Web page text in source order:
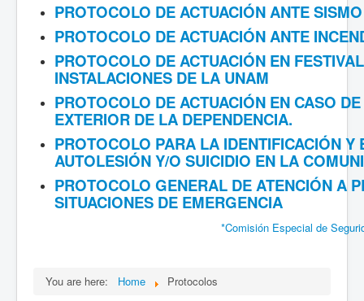
PROTOCOLO DE ACTUACIÓN ANTE SISMO
PROTOCOLO DE ACTUACIÓN ANTE
PROTOCOLO DE ACTUACIÓN EN
INSTALACIONES DE LA UNAM
PROTOCOLO DE ACTUACIÓN EN CASO
EXTERIOR DE LA DEPENDENCIA.
PROTOCOLO PARA LA IDENTIFICACIÓN
AUTOLESIÓN Y/O SUICIDIO EN LA
PROTOCOLO GENERAL DE ATENCIÓN A
SITUACIONES DE EMERGENCIA
*Comisión Especial de
You are here: Home Protocolos